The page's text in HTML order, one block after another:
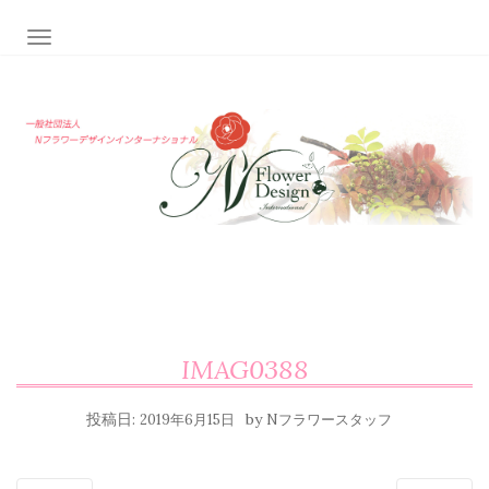
ナビゲーション切り替え
IMAG0388
投稿日: 2019年6月15日 by Nフラワースタッフ